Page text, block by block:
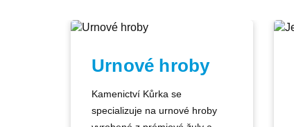
Urnové hroby
Kamenictví Kůrka se
specializuje na urnové hroby